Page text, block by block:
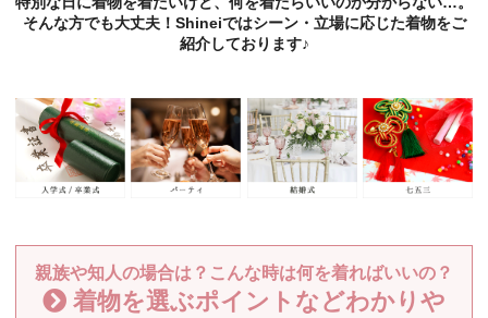
そんな方でも大丈夫！Shineiではシーン・立場に応じた着物をご
紹介しております♪
親族や知人の場合は？こんな時は何を着ればいいの？
着物を選ぶポイントなどわかりや